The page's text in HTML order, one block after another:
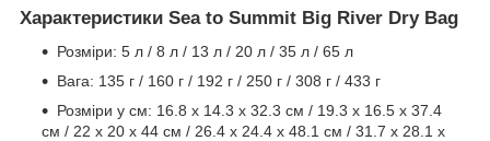
Характеристики Sea to Summit Big River Dry Bag
Розміри: 5 л / 8 л / 13 л / 20 л / 35 л / 65 л
Вага: 135 г / 160 г / 192 г / 250 г / 308 г / 433 г
Розміри у см: 16.8 x 14.3 x 32.3 см / 19.3 x 16.5 x 37.4
см / 22 x 20 x 44 см / 26.4 x 24.4 x 48.1 см / 31.7 x 28.1 x